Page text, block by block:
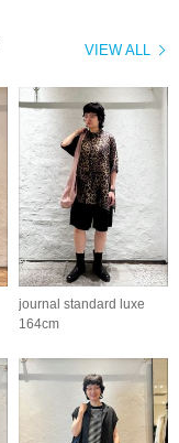
VIEW ALL
journal standard luxe
164cm